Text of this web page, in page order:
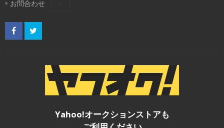
お問合わせ
Yahoo!オークションストアも